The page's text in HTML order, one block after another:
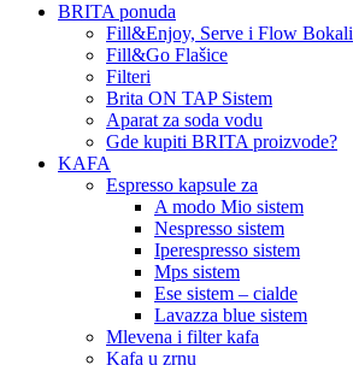
BRITA ponuda
Fill&Enjoy, Serve i Flow Bokali
Fill&Go Flašice
Filteri
Brita ON TAP Sistem
Aparat za soda vodu
Gde kupiti BRITA proizvode?
KAFA
Espresso kapsule za
A modo Mio sistem
Nespresso sistem
Iperespresso sistem
Mps sistem
Ese sistem – cialde
Lavazza blue sistem
Mlevena i filter kafa
Kafa u zrnu